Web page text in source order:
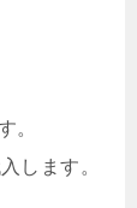
。
します。